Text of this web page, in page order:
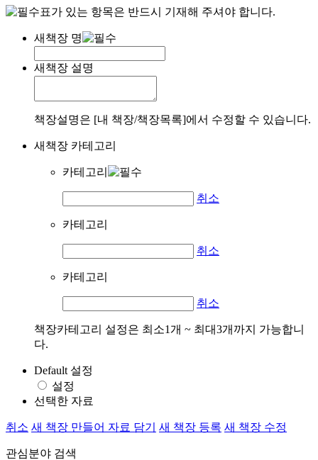
표가 있는 항목은 반드시 기재해 주셔야 합니다.
새책장 명
새책장 설명
책장설명은 [내 책장/책장목록]에서 수정할 수 있습니다.
새책장 카테고리
카테고리
취소
카테고리
취소
카테고리
취소
책장카테고리 설정은 최소1개 ~ 최대3개까지 가능합니
다.
Default 설정
설정
선택한 자료
취소 새 책장 만들어 자료 담기 새 책장 등록 새 책장 수정
관심분야 검색